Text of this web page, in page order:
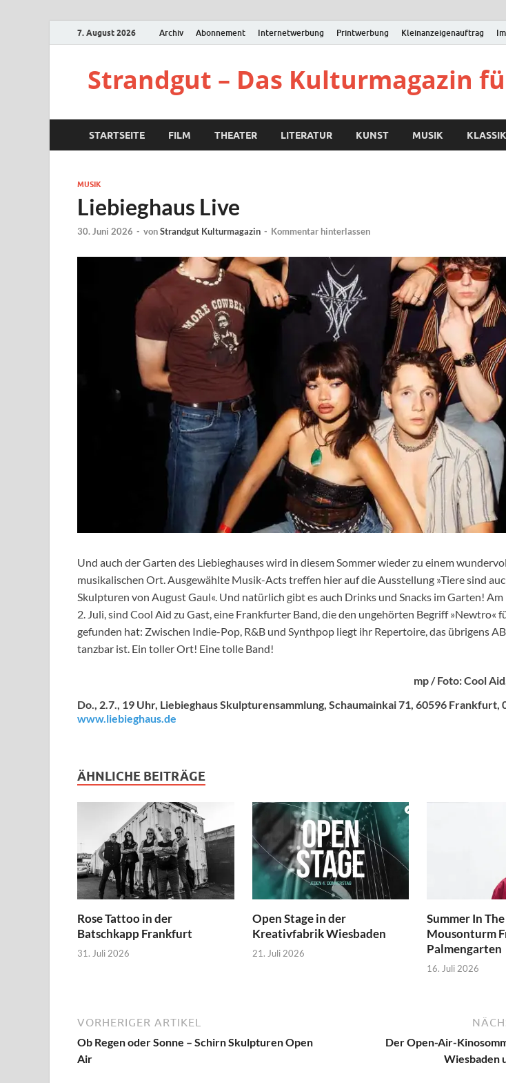
7. August 2026 Archiv Abonnement Internetwerbung Printwerbung Kleinanzeigenauftrag
Strandgut – Das Kulturmagazin
STARTSEITE FILM THEATER LITERATUR KUNST MUSIK KLASSIK
MUSIK
Liebieghaus Live
30. Juni 2026 - vonStrandgut Kulturmagazin - Kommentar hinterlassen
Und auch der Garten des Liebieghauses wird in diesem Sommer wieder zu einem
musikalischen Ort. Ausgewählte Musik-Acts treffen hier auf die Ausstellung »Tiere sind
Skulpturen von August Gaul«. Und natürlich gibt es auch Drinks und Snacks im Garten!
2. Juli, sind Cool Aid zu Gast, eine Frankfurter Band, die den ungehörten Begriff »Newtro«
gefunden hat: Zwischen Indie-Pop, R&B und Synthpop liegt ihr Repertoire, das übrigens
tanzbar ist. Ein toller Ort! Eine tolle Band!
mp / Foto: Cool
Do., 2.7., 19 Uhr, Liebieghaus Skulpturensammlung, Schaumainkai 71, 60596 Frankfurt,
www.liebieghaus.de
ÄHNLICHE BEITRÄGE
Rose Tattoo in der
Batschkapp Frankfurt
31. Juli 2026
Open Stage in der
Kreativfabrik Wiesbaden
21. Juli 2026
Summer In
Mousonturm
Palmengarten
16. Juli 2026
VORHERIGER ARTIKEL
Ob Regen oder Sonne – Schirn Skulpturen Open
Air
Der Open-Air-
Wiesbaden